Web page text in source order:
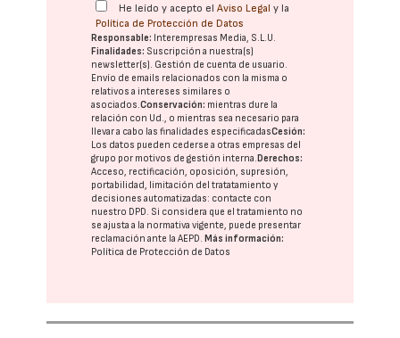
He leído y acepto elAviso Legal y la
Política de Protección de Datos
Responsable: Interempresas Media, S.L.U.
Finalidades: Suscripción a nuestra(s)
newsletter(s). Gestión de cuenta de usuario.
Envío de emails relacionados con la misma o
relativos a intereses similares o
asociados.Conservación: mientras dure la
relación con Ud., o mientras sea necesario para
llevar a cabo las finalidades especificadasCesión:
Los datos pueden cederse a otras empresas del
grupo por motivos de gestión interna.Derechos:
Acceso, rectificación, oposición, supresión,
portabilidad, limitación del tratatamiento y
decisiones automatizadas: contacte con
nuestro DPD. Si considera que el tratamiento no
se ajusta a la normativa vigente, puede presentar
reclamación ante laAEPD.Más información:
Política de Protección de Datos